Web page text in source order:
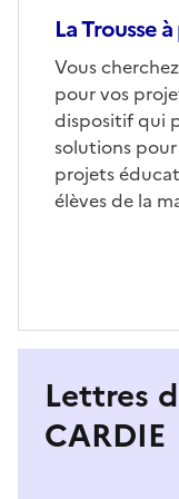
La Trousse
Corps
Vous
pour vos
dispositif qui
solutions
projets
élèves de la
Lettres
CARDIE